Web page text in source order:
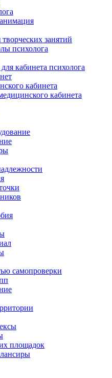
занятий
психолога
кабинета психолога
кабинета
кабинета
самопроверки
площадок